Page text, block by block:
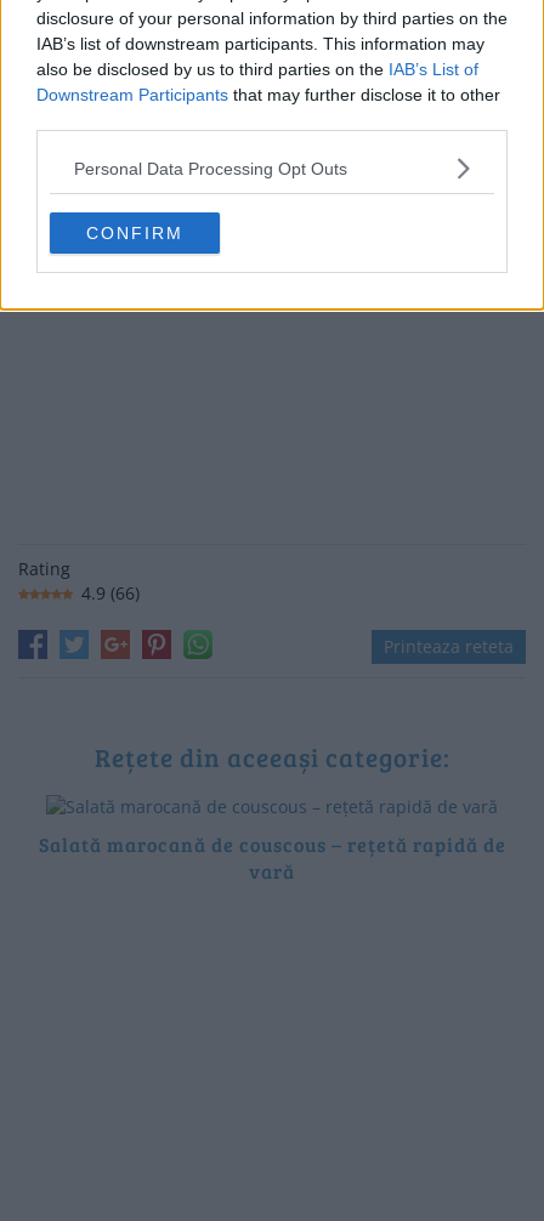
disclosure of your personal information by third parties on the
IAB’s list of downstream participants. This information may
also be disclosed by us to third parties on the IAB’s List of
Downstream Participants that may further disclose it to other
Personal Data Processing Opt Outs
CONFIRM
Rating
4.9 (66)
Printeaza reteta
Rețete din aceeași categorie:
Salată marocană de couscous – rețetă rapidă de
vară